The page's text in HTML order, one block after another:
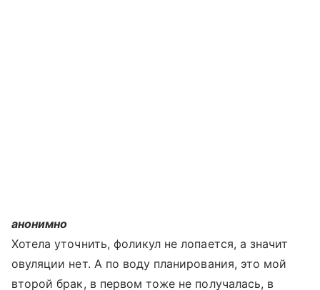
анонимно
Хотела уточнить, фоликул не лопается, а значит
овуляции нет. А по воду планирования, это мой
второй брак, в первом тоже не получалась, в